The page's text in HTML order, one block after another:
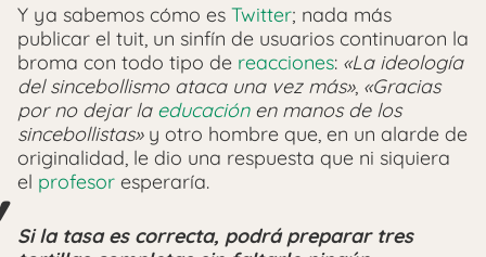
Y ya sabemos cómo es Twitter; nada más
publicar el tuit, un sinfín de usuarios continuaron la
broma con todo tipo de reacciones: «La ideología
del sincebollismo ataca una vez más», «Gracias
por no dejar la educaciónen manos de los
sincebollistas»y otro hombre que, en un alarde de
originalidad, le dio una respuesta que ni siquiera
el profesor esperaría.
Si la tasa es correcta, podrá preparar tres